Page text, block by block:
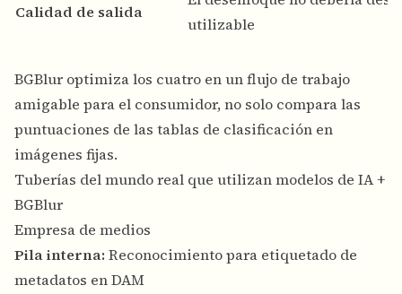
Calidad de salida
utilizable
BGBlur optimiza los cuatro en un flujo de trabajo
amigable para el consumidor, no solo compara las
puntuaciones de las tablas de clasificación en
imágenes fijas.
Tuberías del mundo real que utilizan modelos de IA +
BGBlur
Empresa de medios
Pila interna: Reconocimiento para etiquetado de
metadatos en DAM